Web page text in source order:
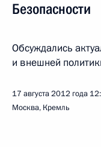
Безопасности
Обсуждались
и внешней
17 августа 2012 года
Москва, Кремль